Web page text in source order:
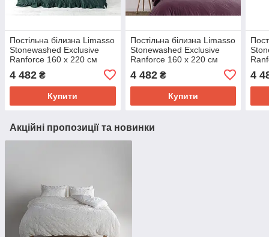
Постільна білизна Limasso
Stonewashed Exclusive
Ranforce 160 х 220 см
4 482 ₴
Купити
Постільна білизна Limasso
Stonewashed Exclusive
Ranforce 160 х 220 см
4 482₴
Купити
4
Акційні пропозиції та новинки